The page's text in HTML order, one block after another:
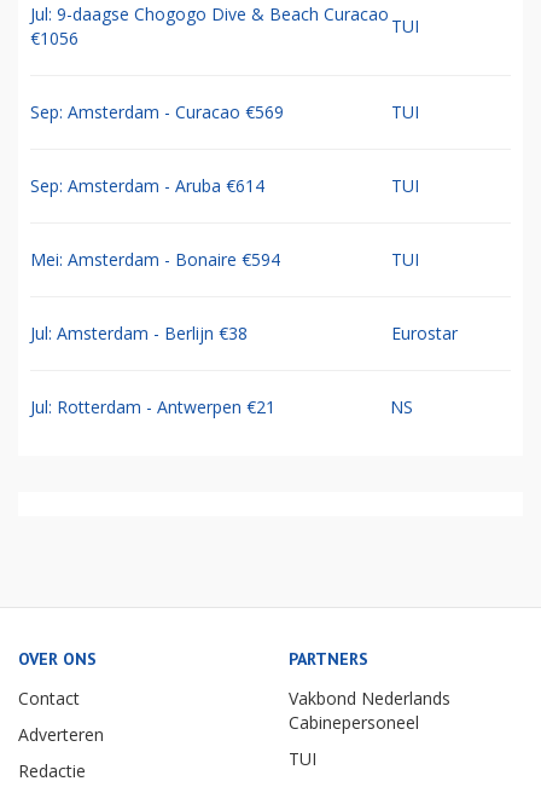
Jul: 9-daagse Chogogo Dive & Beach Curacao
€1056
TUI
Sep: Amsterdam - Curacao €569 TUI
Sep: Amsterdam - Aruba €614 TUI
Mei: Amsterdam - Bonaire €594 TUI
Jul: Amsterdam - Berlijn €38 Eurostar
Jul: Rotterdam - Antwerpen €21 NS
OVER ONS
Contact
Adverteren
Redactie
PARTNERS
Vakbond Nederlands
Cabinepersoneel
TUI